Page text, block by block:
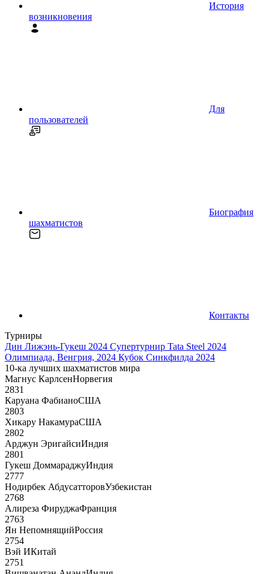
История
возникновения
Для
пользователей
Биография
шахматистов
Контакты
Турниры
Дин Лижэнь-Гукеш 2024 Супертурнир Tata Steel 2024
Олимпиада, Венгрия, 2024 Кубок Синкфилда 2024
10-ка лучших шахматистов мира
Магнус КарлсенНорвегия
2831
Каруана ФабианоСША
2803
Хикару НакамураСША
2802
Арджун ЭригайсиИндия
2801
Гукеш ДоммараджуИндия
2777
Нодирбек АбдусатторовУзбекистан
2768
Алиреза ФируджаФранция
2763
Ян НепомнящийРоссия
2754
Вэй ИКитай
2751